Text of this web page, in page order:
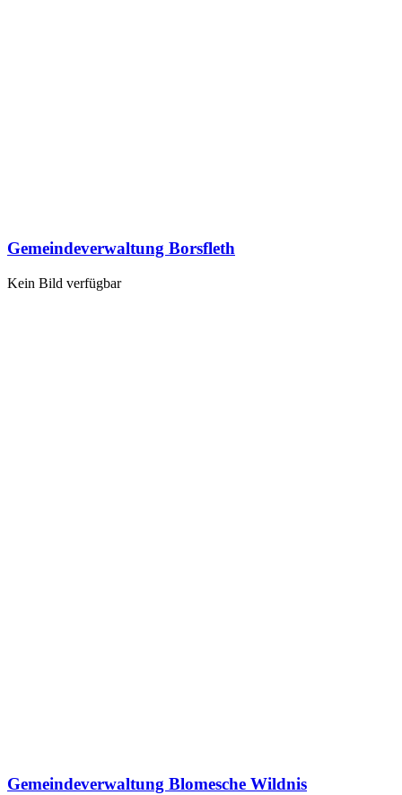
Gemeindeverwaltung Borsfleth
Kein Bild verfügbar
Gemeindeverwaltung Blomesche Wildnis